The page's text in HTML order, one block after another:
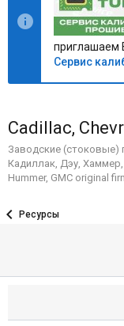
приглашаем
Сервис
Cadillac,
Заводские
Кадиллак, Дэу,
Hummer, GMC original
Ресурсы